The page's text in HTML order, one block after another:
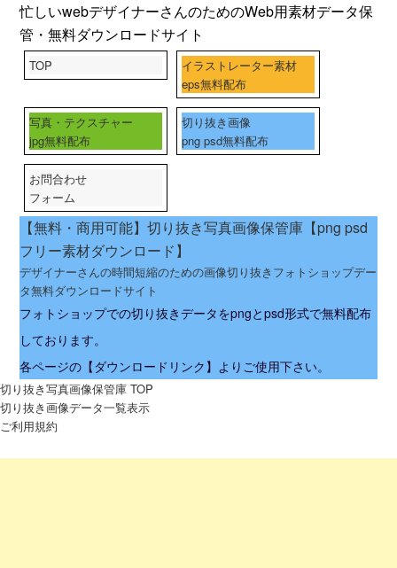
忙しいwebデザイナーさんのためのWeb用素材データ保
管・無料ダウンロードサイト
TOP
イラストレーター素材
eps無料配布
写真・テクスチャー
jpg無料配布
切り抜き画像
png psd無料配布
お問合わせ
フォーム
【無料・商用可能】切り抜き写真画像保管庫【png psd
フリー素材ダウンロード】
デザイナーさんの時間短縮のための画像切り抜きフォトショップデー
タ無料ダウンロードサイト
フォトショップでの切り抜きデータをpngとpsd形式で無料配布
しております。
各ページの【ダウンロードリンク】よりご使用下さい。
切り抜き写真画像保管庫 TOP
切り抜き画像データ一覧表示
ご利用規約